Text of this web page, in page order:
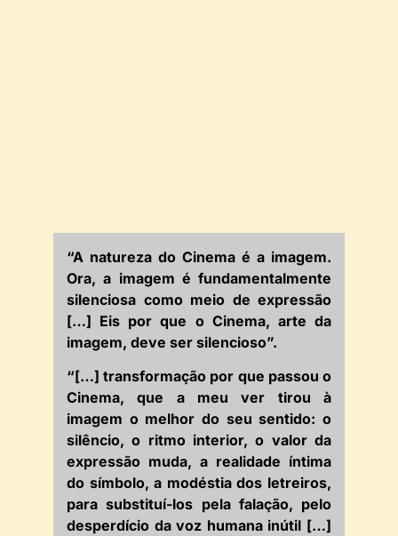
“A natureza do Cinema é a imagem.
Ora, a imagem é fundamentalmente
silenciosa como meio de expressão
[…] Eis por que o Cinema, arte da
imagem, deve ser silencioso”.
“[…] transformação por que passou o
Cinema, que a meu ver tirou à
imagem o melhor do seu sentido: o
silêncio, o ritmo interior, o valor da
expressão muda, a realidade íntima
do símbolo, a modéstia dos letreiros,
para substituí-los pela falação, pelo
desperdício da voz humana inútil […]